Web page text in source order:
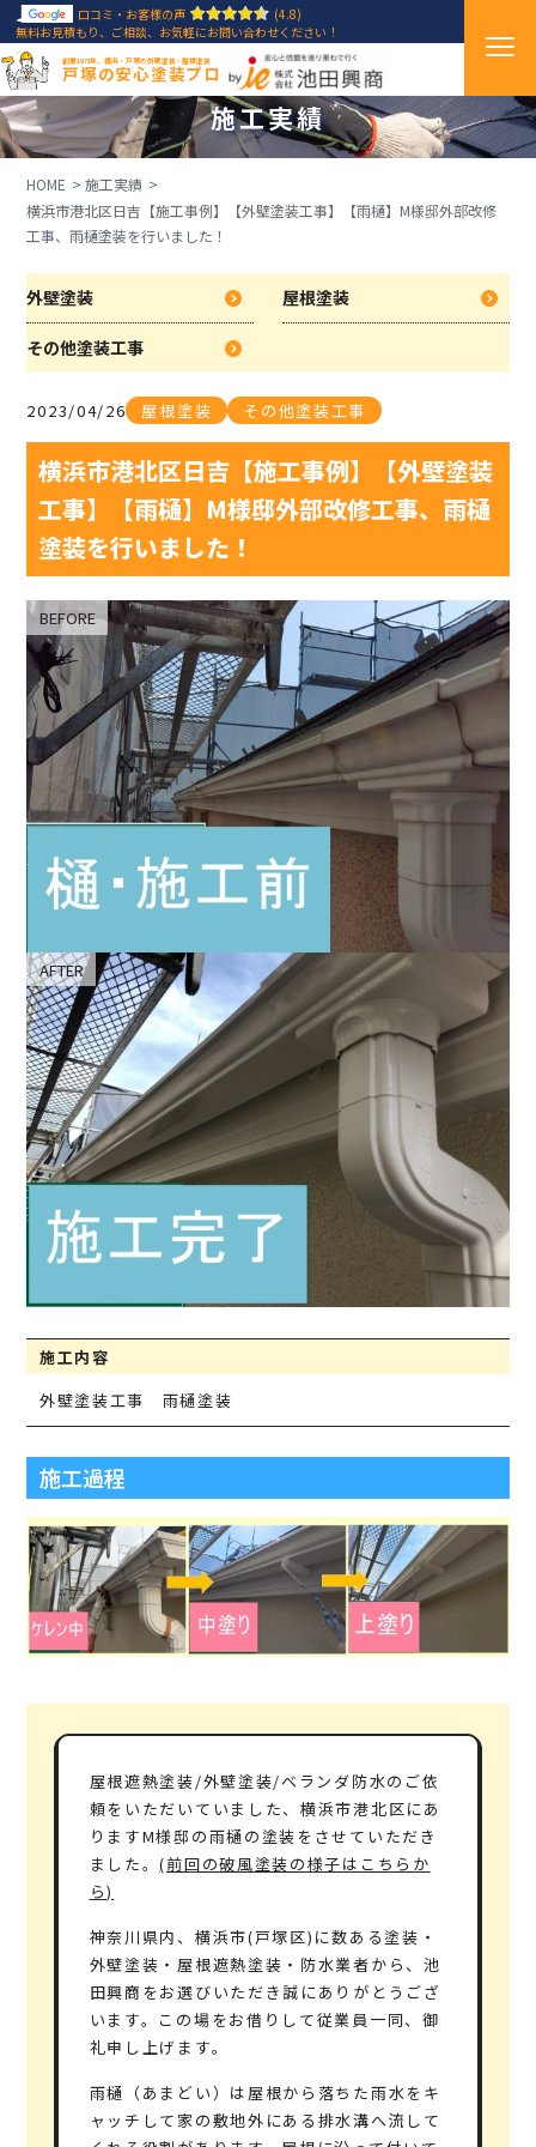
口コミ・お客様の声
(4.8)
無料お見積もり、ご相談、お気軽にお問い合わせください！
創業1971年、横浜・戸塚の外壁塗装・屋根塗装
戸塚の安心塗装プロ
施工実績
HOME
施工実績
横浜市港北区日吉【施工事例】【外壁塗装工事】【雨樋】M様邸外部改修
工事、雨樋塗装を行いました！
外壁塗装 屋根塗装
その他塗装工事
2023/04/26 屋根塗装 その他塗装工事
横浜市港北区日吉【施工事例】【外壁塗装
工事】【雨樋】M様邸外部改修工事、雨樋
塗装を行いました！
施工内容
外壁塗装工事 雨樋塗装
施工過程
屋根遮熱塗装/外壁塗装/ベランダ防水のご依
頼をいただいていました、横浜市港北区にあ
りますM様邸の雨樋の塗装をさせていただき
ました。(前回の破風塗装の様子はこちらか
ら)
神奈川県内、横浜市(戸塚区)に数ある塗装・
外壁塗装・屋根遮熱塗装・防水業者から、池
田興商をお選びいただき誠にありがとうござ
います。この場をお借りして従業員一同、御
礼申し上げます。
雨樋（あまどい）は屋根から落ちた雨水をキ
ャッチして家の敷地外にある排水溝へ流して